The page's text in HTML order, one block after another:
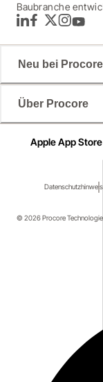
Baubranche
LinkedInFacebook
TwitterInstagram
YouTube
Neu bei Procore
Über Procore
Apple App Store
© 2026 Procore